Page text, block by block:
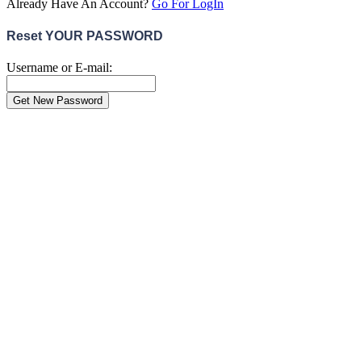
Already Have An Account? Go For LogIn
Reset YOUR PASSWORD
Username or E-mail: